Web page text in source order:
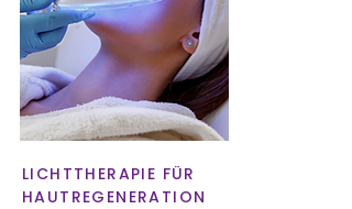
LICHTTHERAPIE FÜR
HAUTREGENERATION